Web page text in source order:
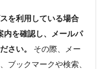
を利用している場合
内を確認し、メールパ
さい。
その際、メー
ブックマークや検索、